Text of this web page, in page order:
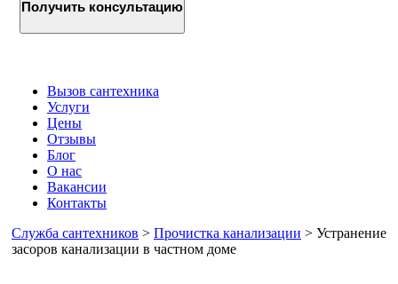
Вызов сантехника
Услуги
Цены
Отзывы
Блог
О нас
Вакансии
Контакты
Служба сантехников > Прочистка канализации > Устранение
засоров канализации в частном доме